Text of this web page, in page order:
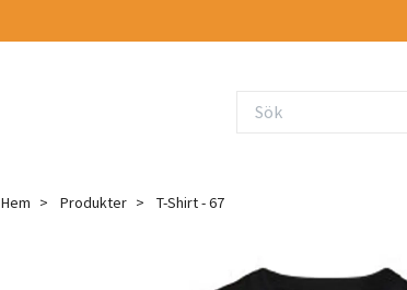
Hem Produkter T-Shirt - 67